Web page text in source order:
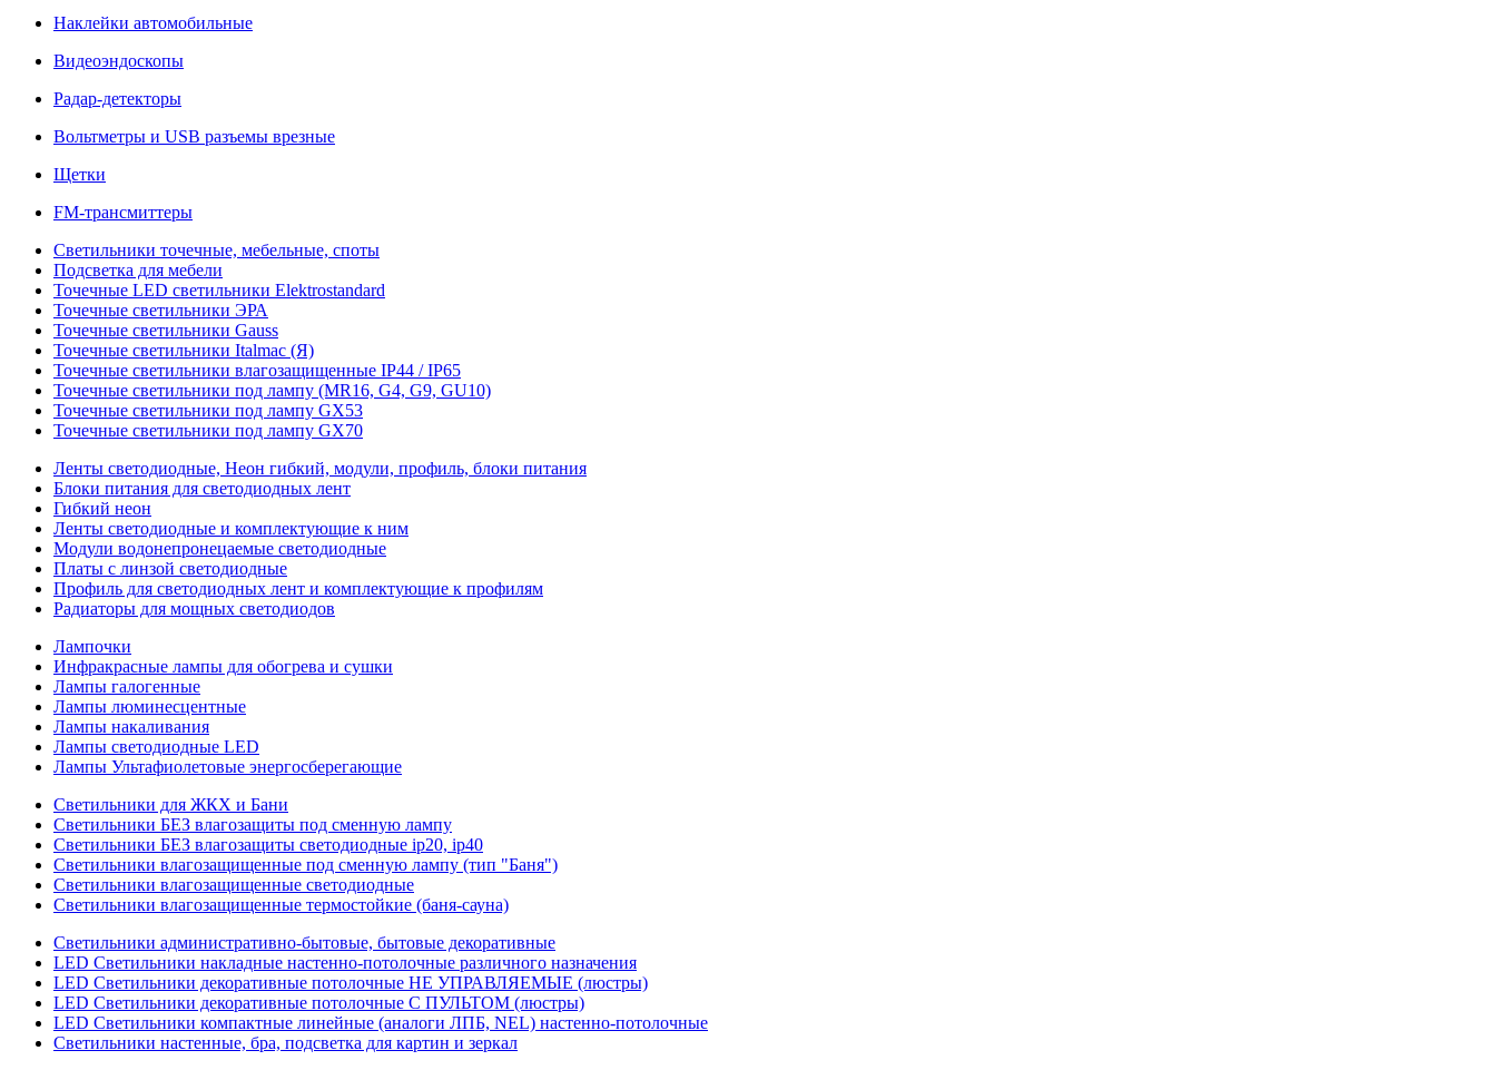
Наклейки автомобильные
Видеоэндоскопы
Радар-детекторы
Вольтметры и USB разъемы врезные
Щетки
FM-трансмиттеры
Светильники точечные, мебельные, споты
Подсветка для мебели
Точечные LED светильники Elektrostandard
Точечные светильники ЭРА
Точечные светильники Gauss
Точечные светильники Italmac (Я)
Точечные светильники влагозащищенные IP44 / IP65
Точечные светильники под лампу (MR16, G4, G9, GU10)
Точечные светильники под лампу GX53
Точечные светильники под лампу GX70
Ленты светодиодные, Неон гибкий, модули, профиль, блоки питания
Блоки питания для светодиодных лент
Гибкий неон
Ленты светодиодные и комплектующие к ним
Модули водонепронецаемые светодиодные
Платы с линзой светодиодные
Профиль для светодиодных лент и комплектующие к профилям
Радиаторы для мощных светодиодов
Лампочки
Инфракрасные лампы для обогрева и сушки
Лампы галогенные
Лампы люминесцентные
Лампы накаливания
Лампы светодиодные LED
Лампы Ультафиолетовые энергосберегающие
Светильники для ЖКХ и Бани
Светильники БЕЗ влагозащиты под сменную лампу
Светильники БЕЗ влагозащиты светодиодные ip20, ip40
Светильники влагозащищенные под сменную лампу (тип "Баня")
Светильники влагозащищенные светодиодные
Светильники влагозащищенные термостойкие (баня-сауна)
Светильники административно-бытовые, бытовые декоративные
LED Cветильники накладные настенно-потолочные различного назначения
LED Светильники декоративные потолочные НЕ УПРАВЛЯЕМЫЕ (люстры)
LED Светильники декоративные потолочные С ПУЛЬТОМ (люстры)
LED Светильники компактные линейные (аналоги ЛПБ, NEL) настенно-потолочные
Светильники настенные, бра, подсветка для картин и зеркал